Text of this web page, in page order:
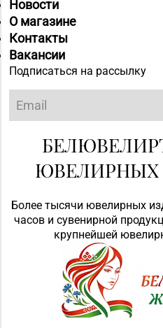
Новости
О магазине
Контакты
Вакансии
Подписаться на рассылку
ЮВЕЛИРНЫХ
Более тысячи ювелирных
часов и сувенирной
крупнейшей